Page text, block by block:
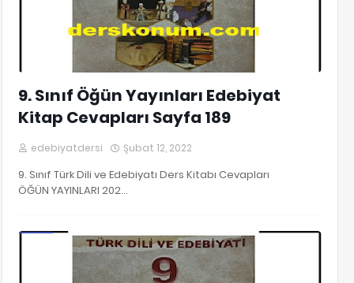
9. Sınıf Öğün Yayınları Edebiyat
Kitap Cevapları Sayfa 189
edebiyatdersi Şubat 12, 2022
9. Sınıf Türk Dili ve Edebiyatı Ders Kitabı Cevapları
ÖĞÜN YAYINLARI 202…